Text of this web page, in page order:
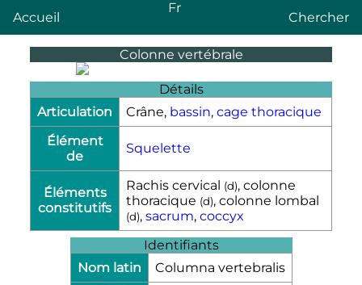
Accueil
Fr
Chercher
Colonne vertébrale
Détails
Articulation
Crâne, bassin, cage thoracique
Élément
de
Squelette
Éléments
constitutifs
Rachis cervical (d), colonne
thoracique (d), colonne lombal
(d), sacrum, coccyx
Identifiants
Nom latin
Columna vertebralis